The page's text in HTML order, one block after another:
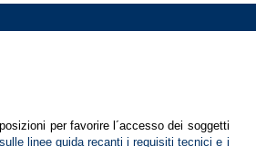
per favorire l´accesso dei soggetti
linee guida recanti i requisiti tecnici e i